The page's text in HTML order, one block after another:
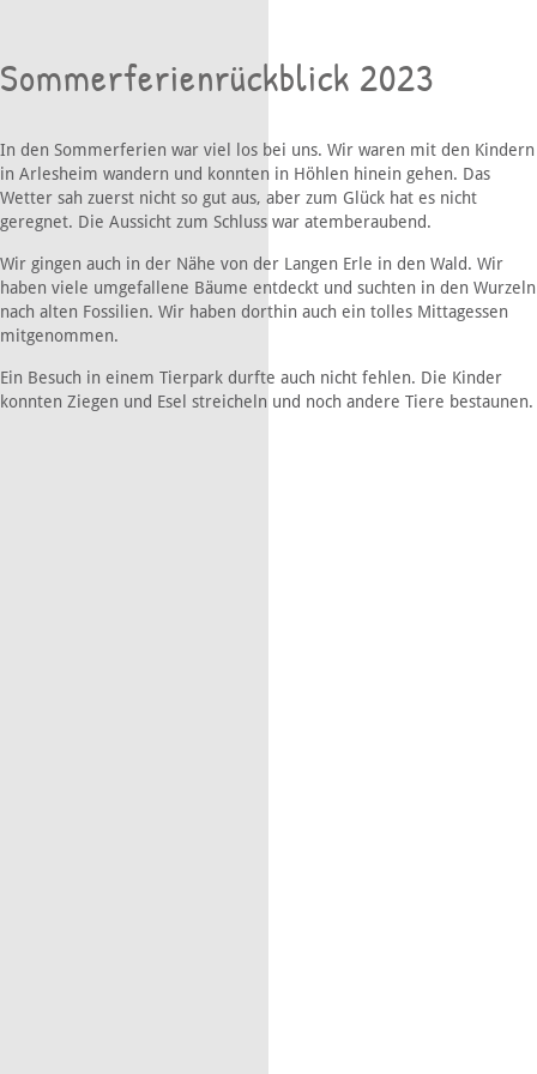
Sommerferienrückblick 2023
In den Sommerferien war viel los bei uns. Wir waren mit den Kindern
in Arlesheim wandern und konnten in Höhlen hinein gehen. Das
Wetter sah zuerst nicht so gut aus, aber zum Glück hat es nicht
geregnet. Die Aussicht zum Schluss war atemberaubend.
Wir gingen auch in der Nähe von der Langen Erle in den Wald. Wir
haben viele umgefallene Bäume entdeckt und suchten in den Wurzeln
nach alten Fossilien. Wir haben dorthin auch ein tolles Mittagessen
mitgenommen.
Ein Besuch in einem Tierpark durfte auch nicht fehlen. Die Kinder
konnten Ziegen und Esel streicheln und noch andere Tiere bestaunen.